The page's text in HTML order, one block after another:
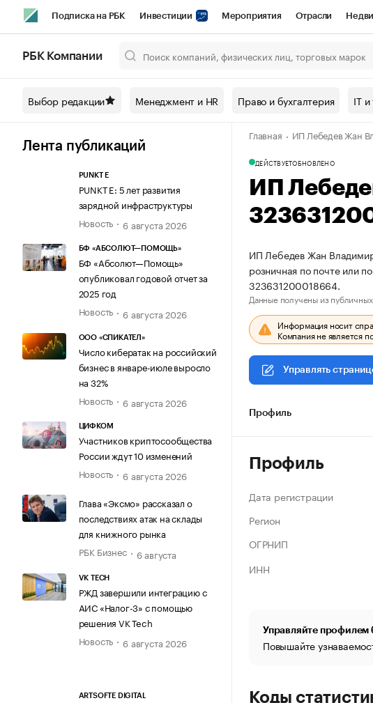
Подписка на РБК Инвестиции Мероприятия Отрасли
Спецпроекты СПб Конференции СПб Спецпроекты Проверка
Технологии и медиа Рынок наличной валюты
РБК Компании
Выбор редакции Менеджмент и HR Право и бухгалтерия IT и
Лента публикаций
PUNKT E
PUNKT E: 5 лет развития
зарядной инфраструктуры
Новость
6 августа 2026
БФ «АБСОЛЮТ—ПОМОЩЬ»
БФ «Абсолют—Помощь»
опубликовал годовой отчет за
2025 год
Новость
6 августа 2026
ООО «СПИКАТЕЛ»
Число кибератак на российский
бизнес в январе-июле выросло
на 32%
Новость
6 августа 2026
ЦИФКОМ
Участников криптосообщества
России ждут 10 изменений
Новость
6 августа 2026
Глава «Эксмо» рассказал о
последствиях атак на склады
для книжного рынка
РБК Бизнес
6 августа
VK TECH
РЖД завершили интеграцию с
АИС «Налог-3» с помощью
решения VK Tech
Новость
6 августа 2026
ARTSOFTE DIGITAL
Главная ИП Лебедев Жан
ДЕЙСТВУЕТОБНОВЛЕНО
ИП
ИП Лебедев Жан
розничная по почте или
323631200018664.
Данные получены из
Информация носит
Компания не является
Управлять
Профиль
Профиль
Дата регистрации
Регион
ОГРНИП
ИНН
Управляйте профилем
Повышайте
Коды